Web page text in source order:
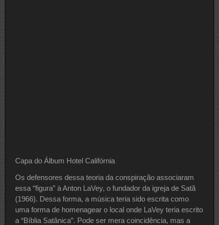
Capa do Álbum Hotel Califórnia
Os defensores dessa teoria da conspiração associaram
essa “figura” à Anton LaVey, o fundador da igreja de Satã
(1966). Dessa forma, a música teria sido escrita como
uma forma de homenagear o local onde LaVey teria escrito
a “Bíblia Satânica”. Pode ser mera coincidência, mas a